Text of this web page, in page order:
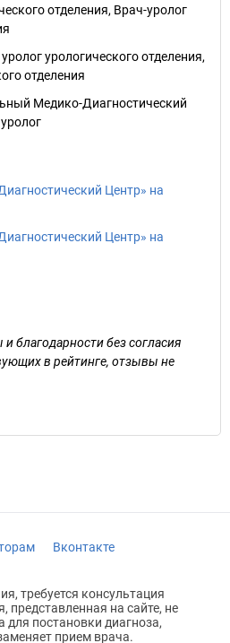
отделения, Врач-уролог
урологического отделения,
отделения
Медико-Диагностический
Центр» на
Центр» на
благодарности без согласия
в рейтинге, отзывы не
Вконтакте
требуется консультация
на сайте, не
постановки диагноза,
прием врача.